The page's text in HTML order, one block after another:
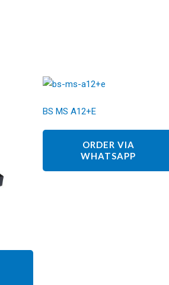
BS MS A12+E
ORDER VIA
WHATSAPP